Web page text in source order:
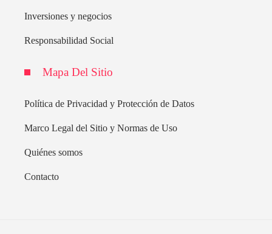
Inversiones y negocios
Responsabilidad Social
Mapa Del Sitio
Política de Privacidad y Protección de Datos
Marco Legal del Sitio y Normas de Uso
Quiénes somos
Contacto